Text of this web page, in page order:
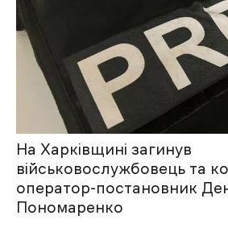
На Харківщині загинув
військовослужбовець та
оператор-постановник
Пономаренко